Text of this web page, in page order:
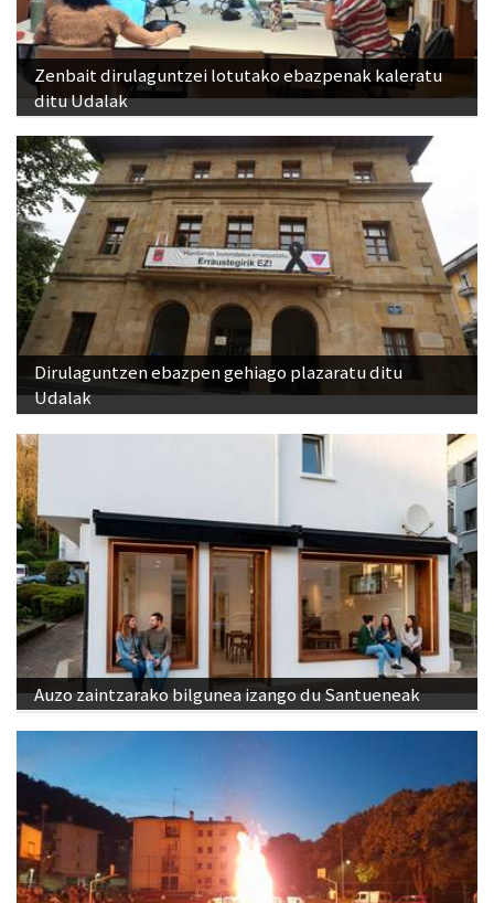
Zenbait dirulaguntzei lotutako ebazpenak kaleratu
ditu Udalak
Dirulaguntzen ebazpen gehiago plazaratu ditu
Udalak
Auzo zaintzarako bilgunea izango du Santueneak